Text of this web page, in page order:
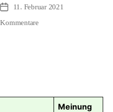
Beitragsdatum
11. Februar 2021
zu
Meinung